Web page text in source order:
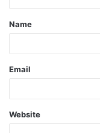
t
*
Name
Email
Website